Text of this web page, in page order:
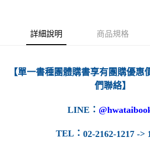
宅配-台灣本島
每筆NT$100
每筆NT$160
詳細說明 商品規格
【單一書種團體購書享有團購優惠
們聯絡】
LINE ：
TEL ： 02-2162-1217 ->